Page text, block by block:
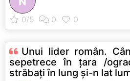
Unui lider român.
sepetrece în țara /
străbați în lung și-n lat